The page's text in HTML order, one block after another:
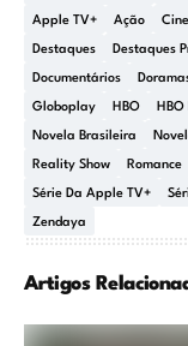
Apple TV+ Ação
Destaques Destaques
Documentários
Globoplay HBO
Novela Brasileira
Reality Show Romance
Série Da Apple TV+
Zendaya
Artigos